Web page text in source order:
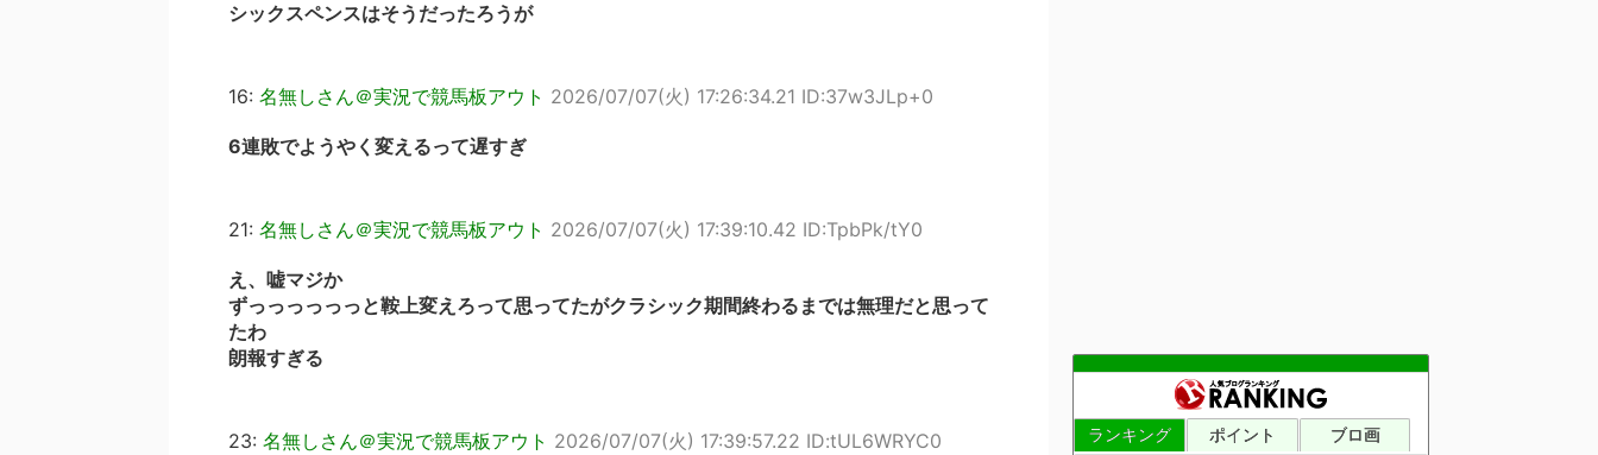
シックスペンスはそうだったろうが
16: 名無しさん＠実況で競馬板アウト 2026/07/07(火) 17:26:34.21 ID:37w3JLp+0
6連敗でようやく変えるって遅すぎ
21: 名無しさん＠実況で競馬板アウト 2026/07/07(火) 17:39:10.42 ID:TpbPk/tY0
え、嘘マジか
ずっっっっっっと鞍上変えろって思ってたがクラシック期間終わるまでは無理だと思って
たわ
朗報すぎる
23: 名無しさん＠実況で競馬板アウト 2026/07/07(火) 17:39:57.22 ID:tUL6WRYC0 ランキング ポイント ブロ画